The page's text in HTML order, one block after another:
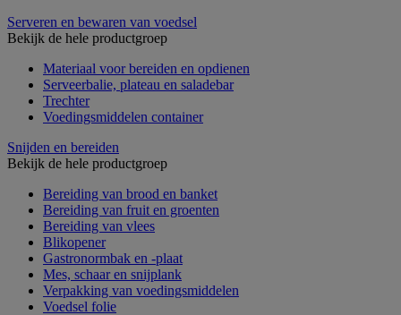
Serveren en bewaren van voedsel
Bekijk de hele productgroep
Materiaal voor bereiden en opdienen
Serveerbalie, plateau en saladebar
Trechter
Voedingsmiddelen container
Snijden en bereiden
Bekijk de hele productgroep
Bereiding van brood en banket
Bereiding van fruit en groenten
Bereiding van vlees
Blikopener
Gastronormbak en -plaat
Mes, schaar en snijplank
Verpakking van voedingsmiddelen
Voedsel folie